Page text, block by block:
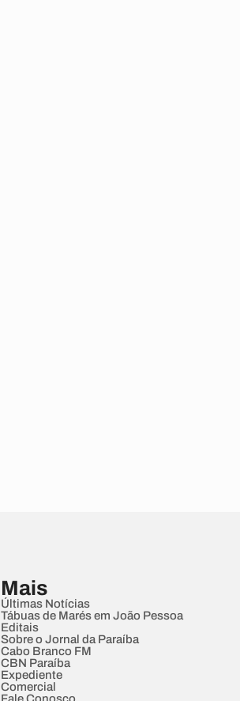
Mais
Últimas Notícias
Tábuas de Marés em João Pessoa
Editais
Sobre o Jornal da Paraíba
Cabo Branco FM
CBN Paraíba
Expediente
Comercial